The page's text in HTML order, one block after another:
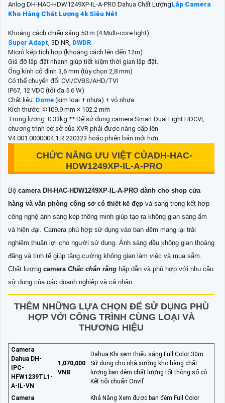
Anlog DH-HAC-HDW1249XP-IL-A-PRO Dahua Chất LượngLắp Camera
Kho Hàng Chất Lượng 4k Siêu Nét
Khoảng cách chiếu sáng 50 m (4 Multi-core light)
Super Adapt, 3D NR, DWDR
Micrô kép tích hợp (khoảng cách lên đến 12m)
Giá đỡ lắp đặt nhanh giúp tiết kiệm thời gian lắp đặt.
Ống kính cố định 3,6 mm (tùy chọn 2,8 mm)
Có thể chuyển đổi CVI/CVBS/AHD/TVI
IP67, 12 VDC (tối đa 5.6 W)
Chất liệu: Dome (kim loại + nhựa) + vỏ nhựa
Kích thước: Φ109.9 mm × 102.2 mm
Trọng lượng: 0.33kg ** Để sử dụng camera Smart Dual Light HDCVI,
chương trình cơ sở của XVR phải được nâng cấp lên
V4.001.0000004.1.R.220323 hoặc phiên bản mới hơn.
CHỨC NĂNG ƯU VIỆT CỦADH-HAC-
HDW1249XP-IL-A-PRO
Bộ camera DH-HAC-HDW1249XP-IL-A-PRO dành cho shop cửa
hàng và văn phòng công sở có thiết kế đẹp và sang trọng kết hợp
công nghệ ánh sáng kép thông minh giúp tạo ra không gian sáng ấm
và hiện đại. Camera phù hợp sử dụng vào ban đêm mang lại trải
nghiệm thuận lợi cho người sử dụng. Ánh sáng đều không gian thoáng
đãng và tinh tế giúp tăng cường không gian làm việc và mua sắm.
Chất lượng camera Chắc chắn rằng hấp dẫn và phù hợp với nhu cầu
sử dụng của các doanh nghiệp và cá nhân.
THÊM NHỮNG LỰA CHỌN ĐỂ SỬ DỤNG PHÙ
HỢP VỚI CÔNG TRÌNH CÙNG LOẠI VÀ
THƯƠNG HIỆU
Camera
Dahua DH-
IPC-
HFW1239TL1-
A-IL-VN
1,070,000
VNĐ
Dahua Khi xem thiếu sáng Full Color 30m
Sử dụng cho nhà xưởng kho hàng chất
lượng ban đêm chất lượng tốt thông số có
Kết nối chuẩn Onvif
Camera
Khả Năng Xem được ban đêm Full Color